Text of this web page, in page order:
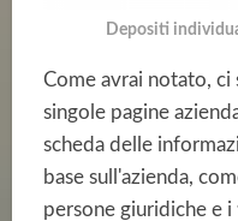
Depositi
Come avrai notato, ci
singole pagine
scheda delle
base sull'azienda,
persone giuridiche e